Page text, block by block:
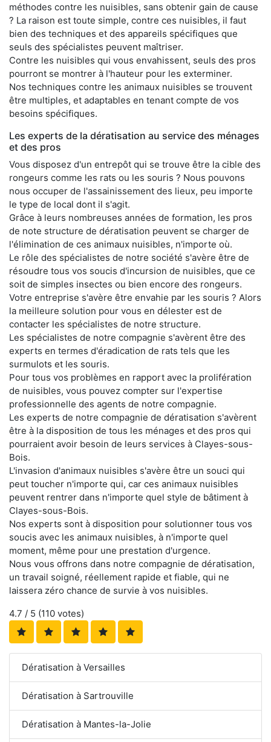
méthodes contre les nuisibles, sans obtenir gain de cause
? La raison est toute simple, contre ces nuisibles, il faut
bien des techniques et des appareils spécifiques que
seuls des spécialistes peuvent maîtriser.
Contre les nuisibles qui vous envahissent, seuls des pros
pourront se montrer à l'hauteur pour les exterminer.
Nos techniques contre les animaux nuisibles se trouvent
être multiples, et adaptables en tenant compte de vos
besoins spécifiques.
Les experts de la dératisation au service des ménages
et des pros
Vous disposez d'un entrepôt qui se trouve être la cible des
rongeurs comme les rats ou les souris ? Nous pouvons
nous occuper de l'assainissement des lieux, peu importe
le type de local dont il s'agit.
Grâce à leurs nombreuses années de formation, les pros
de note structure de dératisation peuvent se charger de
l'élimination de ces animaux nuisibles, n'importe où.
Le rôle des spécialistes de notre société s'avère être de
résoudre tous vos soucis d'incursion de nuisibles, que ce
soit de simples insectes ou bien encore des rongeurs.
Votre entreprise s'avère être envahie par les souris ? Alors
la meilleure solution pour vous en délester est de
contacter les spécialistes de notre structure.
Les spécialistes de notre compagnie s'avèrent être des
experts en termes d'éradication de rats tels que les
surmulots et les souris.
Pour tous vos problèmes en rapport avec la prolifération
de nuisibles, vous pouvez compter sur l'expertise
professionnelle des agents de notre compagnie.
Les experts de notre compagnie de dératisation s'avèrent
être à la disposition de tous les ménages et des pros qui
pourraient avoir besoin de leurs services à Clayes-sous-
Bois.
L'invasion d'animaux nuisibles s'avère être un souci qui
peut toucher n'importe qui, car ces animaux nuisibles
peuvent rentrer dans n'importe quel style de bâtiment à
Clayes-sous-Bois.
Nos experts sont à disposition pour solutionner tous vos
soucis avec les animaux nuisibles, à n'importe quel
moment, même pour une prestation d'urgence.
Nous vous offrons dans notre compagnie de dératisation,
un travail soigné, réellement rapide et fiable, qui ne
laissera zéro chance de survie à vos nuisibles.
4.7 / 5 (110 votes)
Dératisation à Versailles
Dératisation à Sartrouville
Dératisation à Mantes-la-Jolie